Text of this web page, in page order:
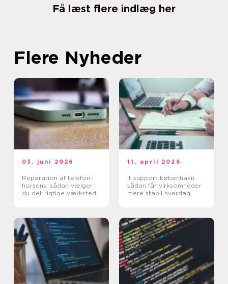
Få læst flere indlæg her
Flere Nyheder
03. juni 2026
Reparation af telefon i
horsens: sådan vælger
du det rigtige værksted
11. april 2026
It support københavn:
sådan får virksomheder
mere stabil hverdag